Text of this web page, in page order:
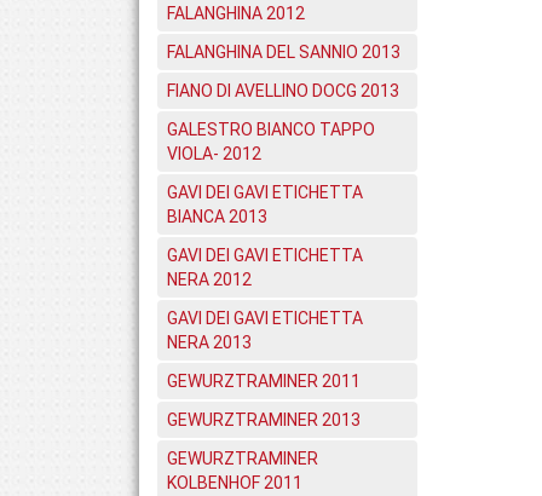
FALANGHINA 2012
FALANGHINA DEL SANNIO 2013
FIANO DI AVELLINO DOCG 2013
GALESTRO BIANCO TAPPO
VIOLA- 2012
GAVI DEI GAVI ETICHETTA
BIANCA 2013
GAVI DEI GAVI ETICHETTA
NERA 2012
GAVI DEI GAVI ETICHETTA
NERA 2013
GEWURZTRAMINER 2011
GEWURZTRAMINER 2013
GEWURZTRAMINER
KOLBENHOF 2011